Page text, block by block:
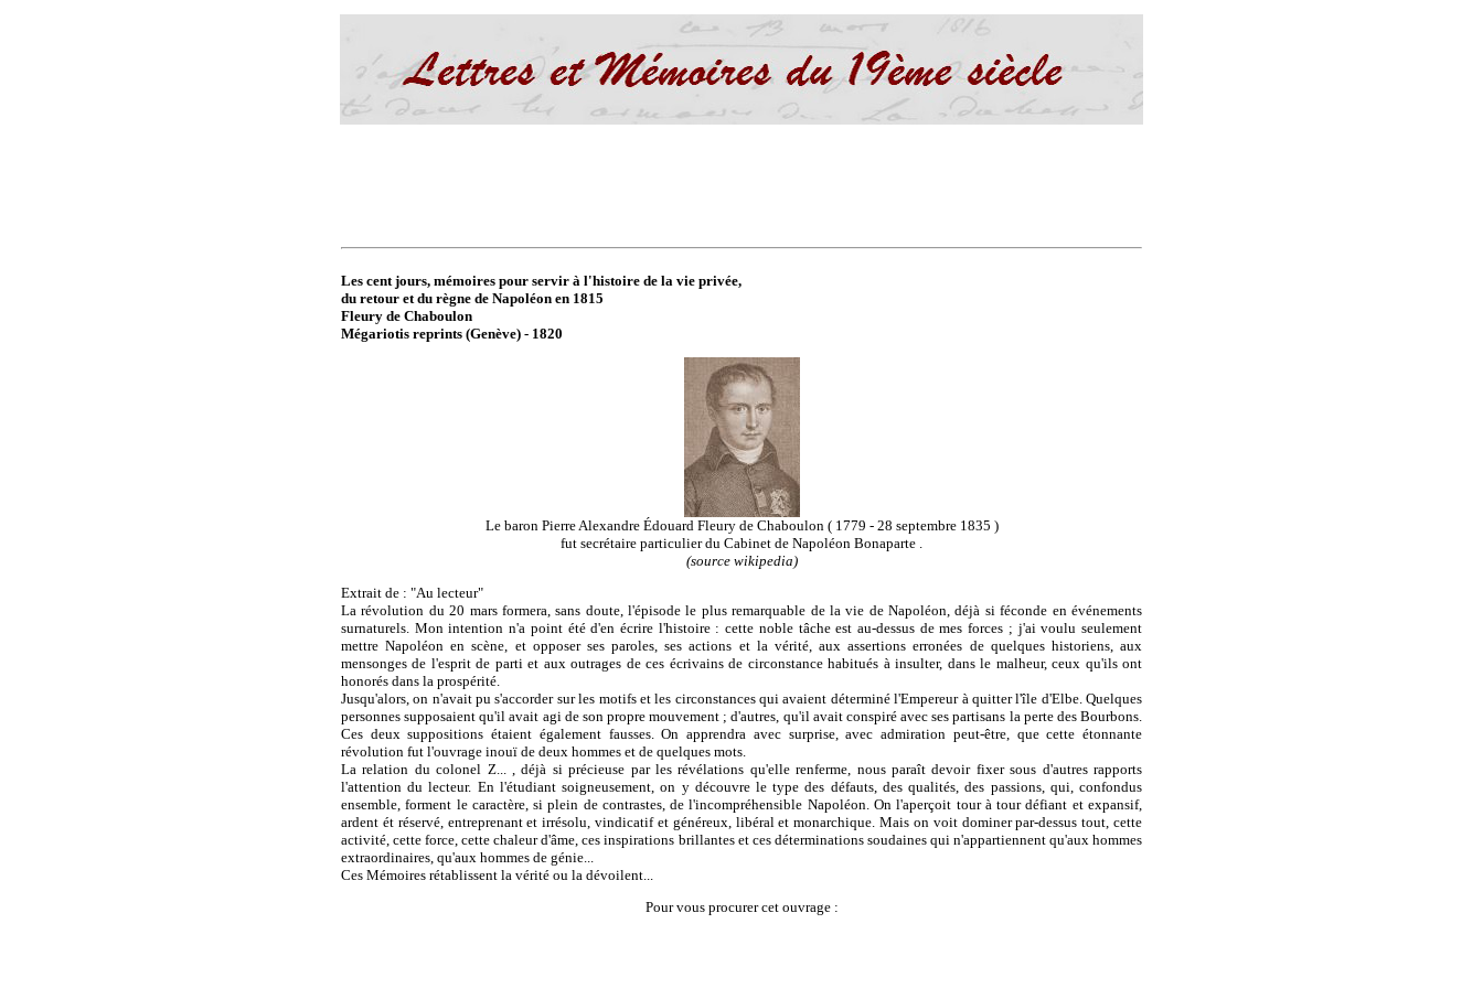
Les cent jours, mémoires pour servir à l'histoire de la vie privée,
du retour et du règne de Napoléon en 1815
Fleury de Chaboulon
Mégariotis reprints (Genève) - 1820
Le baron Pierre Alexandre Édouard Fleury de Chaboulon ( 1779 - 28 septembre 1835 )
fut secrétaire particulier du Cabinet de Napoléon Bonaparte .
(source wikipedia)
Extrait de : "Au lecteur"
La révolution du 20 mars formera, sans doute, l'épisode le plus remarquable de la vie de Napoléon, déjà si féconde en événements
surnaturels. Mon intention n'a point été d'en écrire l'histoire : cette noble tâche est au-dessus de mes forces ; j'ai voulu seulement
mettre Napoléon en scène, et opposer ses paroles, ses actions et la vérité, aux assertions erronées de quelques historiens, aux
mensonges de l'esprit de parti et aux outrages de ces écrivains de circonstance habitués à insulter, dans le malheur, ceux qu'ils ont
honorés dans la prospérité.
Jusqu'alors, on n'avait pu s'accorder sur les motifs et les circonstances qui avaient déterminé l'Empereur à quitter l'île d'Elbe. Quelques
personnes supposaient qu'il avait agi de son propre mouvement ; d'autres, qu'il avait conspiré avec ses partisans la perte des Bourbons.
Ces deux suppositions étaient également fausses. On apprendra avec surprise, avec admiration peut-être, que cette étonnante
révolution fut l'ouvrage inouï de deux hommes et de quelques mots.
La relation du colonel Z... , déjà si précieuse par les révélations qu'elle renferme, nous paraît devoir fixer sous d'autres rapports
l'attention du lecteur. En l'étudiant soigneusement, on y découvre le type des défauts, des qualités, des passions, qui, confondus
ensemble, forment le caractère, si plein de contrastes, de l'incompréhensible Napoléon. On l'aperçoit tour à tour défiant et expansif,
ardent ét réservé, entreprenant et irrésolu, vindicatif et généreux, libéral et monarchique. Mais on voit dominer par-dessus tout, cette
activité, cette force, cette chaleur d'âme, ces inspirations brillantes et ces déterminations soudaines qui n'appartiennent qu'aux hommes
extraordinaires, qu'aux hommes de génie...
Ces Mémoires rétablissent la vérité ou la dévoilent...
Pour vous procurer cet ouvrage :